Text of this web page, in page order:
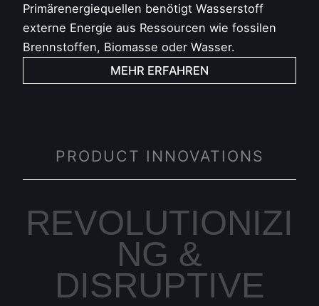
Primärenergiequellen benötigt Wasserstoff
externe Energie aus Ressourcen wie fossilen
Brennstoffen, Biomasse oder Wasser.
MEHR ERFAHREN
PRODUCT INNOVATIONS
REVOLUTIONIZI
NG &
DISRUPTIVE